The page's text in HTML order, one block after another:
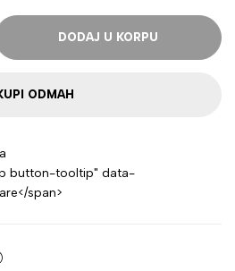
DODAJ U KORPU
ODMAH
button-tooltip" data-
span>